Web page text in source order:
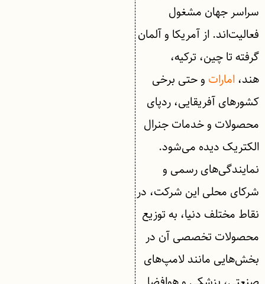
سراسر جهان مشغول
فعالیت‌اند. از آمریکا و آلمان
گرفته تا چین، ترکیه،
هند،امارات و حتی برخی
کشورهای آفریقایی، ردپای
محصولات و خدمات جنرال
الکتریک دیده می‌شود.
نمایندگی‌های رسمی و
شرکای محلی این شرکت، در
نقاط مختلف دنیا، به توزیع
محصولات تخصصی آن در
بخش‌هایی مانند لامپ‌های